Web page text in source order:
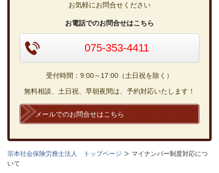
お気軽にお問合せください
お電話でのお問合せはこちら
075-353-4411
受付時間：9:00～17:00（土日祝を除く）
無料相談、土日祝、早朝夜間は、予約対応いたします！
メールでのお問合せはこちら
宗本社会保険労務士法人 トップページ
マイナンバー制度対応につ
いて